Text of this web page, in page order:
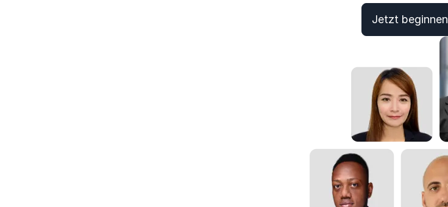
Jetzt beginnen